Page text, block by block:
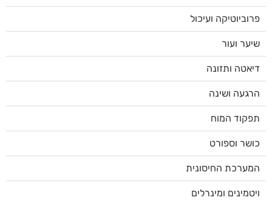
פרוביוטיקה ועיכול
שיער ועור
דיאטה ותזונה
הרגעה ושינה
תפקוד המוח
כושר וספורט
המערכת החיסונית
ויטמינים ומינרלים